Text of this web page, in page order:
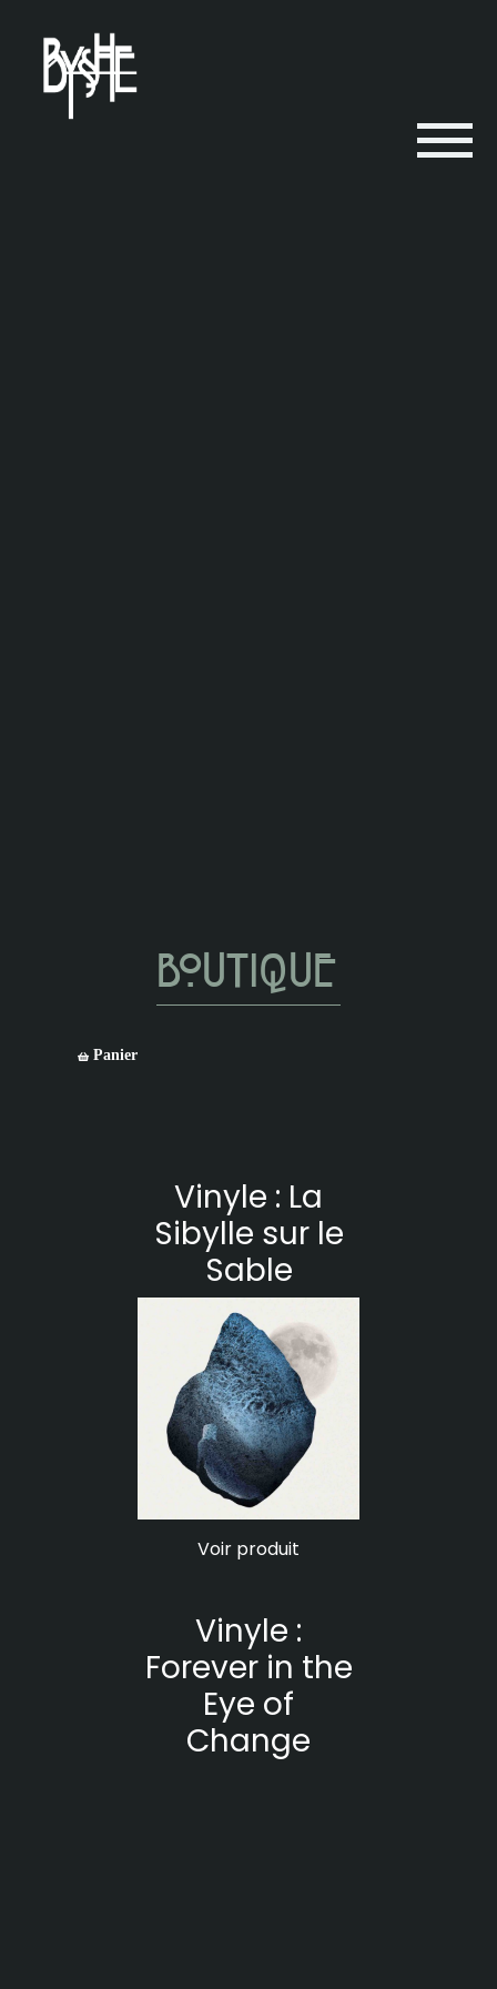
Boutique
Panier
Vinyle : La
Sibylle sur le
Sable
Voir produit
Vinyle :
Forever in the
Eye of
Change